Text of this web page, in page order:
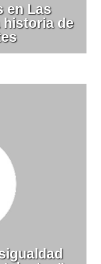
en Las
historia de